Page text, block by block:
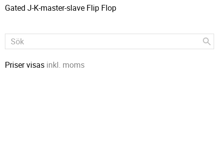
Gated J-K-master-slave Flip Flop
Priser visas inkl. moms